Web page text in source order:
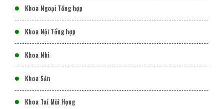
Khoa Ngoại Tổng hợp
Khoa Nội Tổng hợp
Khoa Nhi
Khoa Sản
Khoa Tai Mũi Họng